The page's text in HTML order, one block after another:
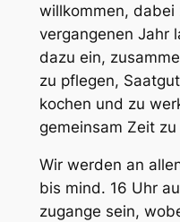
willkommen, dabei
vergangenen Jahr
dazu ein,
zu pflegen,
kochen und zu
gemeinsam Zeit
Wir werden an
bis mind. 16 Uhr
zugange sein,